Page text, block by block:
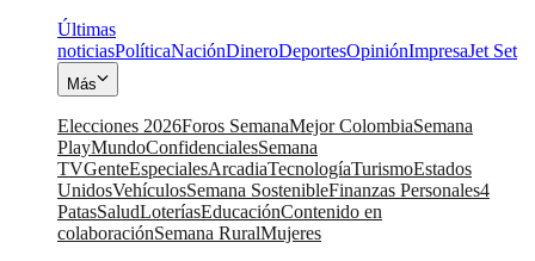
Últimas
noticiasPolíticaNaciónDineroDeportesOpiniónImpresaJet Set
Más
Elecciones 2026Foros SemanaMejor ColombiaSemana
PlayMundoConfidencialesSemana
TVGenteEspecialesArcadiaTecnologíaTurismoEstados
UnidosVehículosSemana SostenibleFinanzas Personales4
PatasSaludLoteríasEducaciónContenido en
colaboraciónSemana RuralMujeres